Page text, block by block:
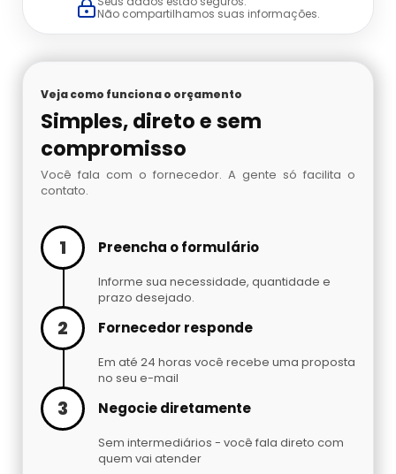
Embaladora De Brindes
Embaladora De Fechaduras E Maçanetas
Embaladora De Massas
Embaladora De Peças Automotivas
Embaladora De Pó
Embaladora Invertida
Fábrica De Máquinas Empacotadoras
Fábrica De Seladoras
Fabricante De Máquina Seladora
Fabricante De Máquinas Empacotadoras
Não compartilhamos suas informações.
Veja como funciona o orçamento
Simples, direto e sem
compromisso
Você fala com o fornecedor. A gente só facilita o
contato.
1 Preencha o formulário
Informe sua necessidade, quantidade e
prazo desejado.
2 Fornecedor responde
Em até 24 horas você recebe uma proposta
no seu e-mail
3 Negocie diretamente
Sem intermediários - você fala direto com
quem vai atender